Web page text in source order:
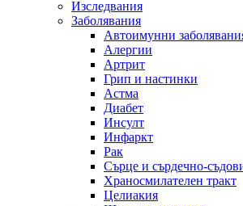
Изследвания
Заболявания
Автоимунни
Алергии
Артрит
Грип и настинки
Астма
Диабет
Инсулт
Инфаркт
Рак
Сърце и сърдечно-
Храносмилателен тракт
Целиакия